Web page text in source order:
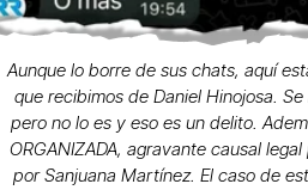
Aunque lo borre de sus chats, aquí
que recibimos de Daniel Hinojosa.
pero no lo es y eso es un delito.
ORGANIZADA, agravante causal
por Sanjuana Martínez. El caso de